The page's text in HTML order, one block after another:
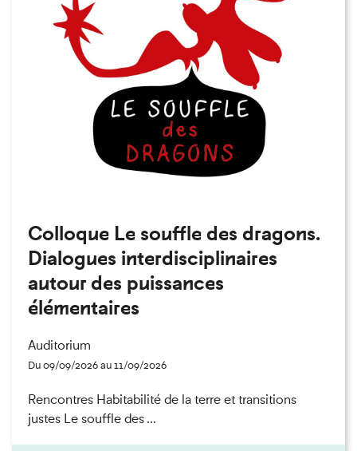
Colloque Le souffle des dragons.
Dialogues interdisciplinaires
autour des puissances
élémentaires
Auditorium
Du 09/09/2026 au 11/09/2026
Rencontres Habitabilité de la terre et transitions
justes Le souffle des ...